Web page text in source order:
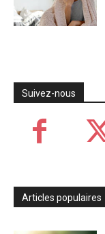
Suivez-nous
Articles populaires